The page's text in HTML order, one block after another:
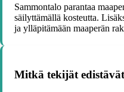
Sammontalo parantaa
säilyttämällä kosteutta.
ja ylläpitämään maaperän
Mitkä tekijät